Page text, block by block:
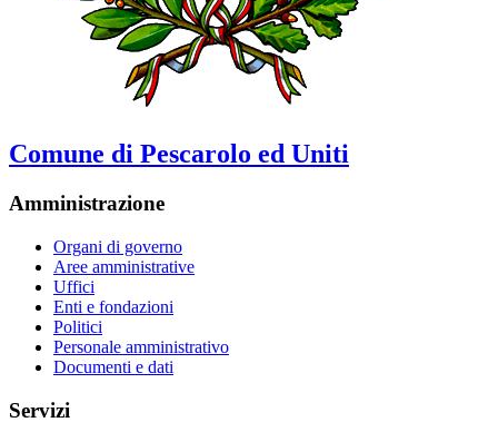
Comune di Pescarolo ed Uniti
Amministrazione
Organi di governo
Aree amministrative
Uffici
Enti e fondazioni
Politici
Personale amministrativo
Documenti e dati
Servizi